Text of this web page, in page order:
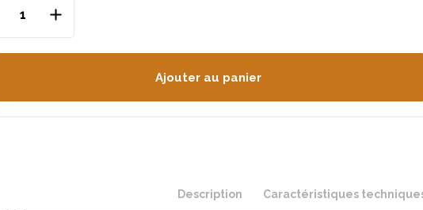
Ajouter au panier
Description Caractéristiques